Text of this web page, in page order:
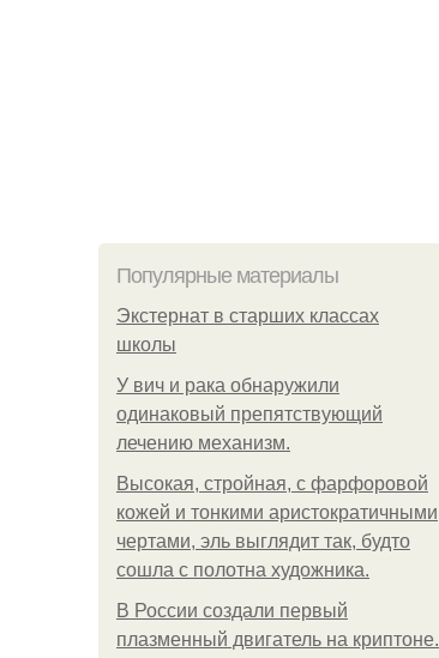
Популярные материалы
Экстернат в старших классах
школы
У вич и рака обнаружили
одинаковый препятствующий
лечению механизм.
Высокая, стройная, с фарфоровой
кожей и тонкими аристократичными
чертами, эль выглядит так, будто
сошла с полотна художника.
В России создали первый
плазменный двигатель на криптоне.